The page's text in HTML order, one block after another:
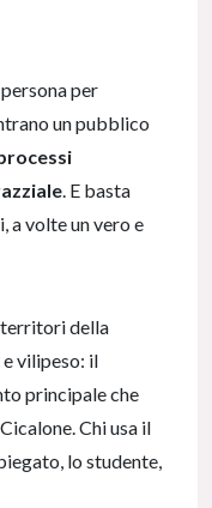
per
un pubblico
. E basta
a volte un vero e
territori della
vilipeso: il
principale che
Chi usa il
lo studente,